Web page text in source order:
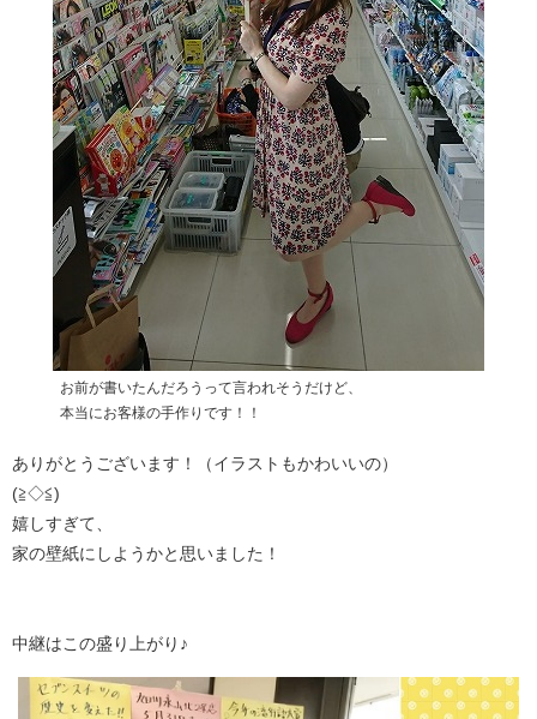
お前が書いたんだろうって言われそうだけど、
本当にお客様の手作りです！！
ありがとうございます！（イラストもかわいいの）
(≧◇≦)
嬉しすぎて、
家の壁紙にしようかと思いました！
中継はこの盛り上がり♪